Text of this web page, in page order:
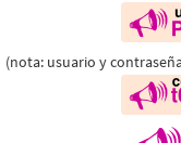
(nota: usuario y